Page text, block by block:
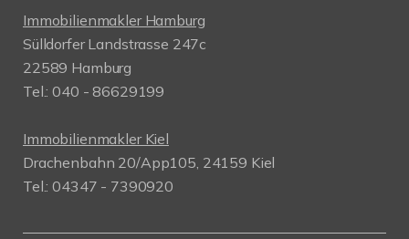
Immobilienmakler Hamburg
Sülldorfer Landstrasse 247c
22589 Hamburg
Tel.: 040 - 86629199
Immobilienmakler Kiel
Drachenbahn 20/App105, 24159 Kiel
Tel.: 04347 - 7390920